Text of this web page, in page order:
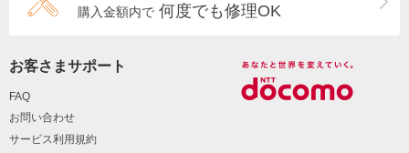
購入金額内で 何度でも修理OK
お客さまサポート
FAQ
お問い合わせ
サービス利用規約